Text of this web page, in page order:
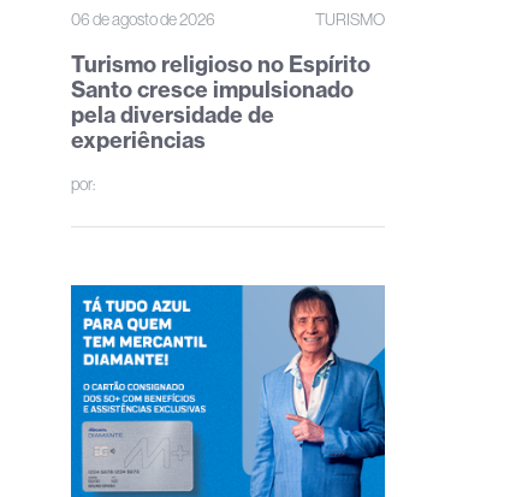
06 de agosto de 2026 TURISMO
Turismo religioso no Espírito
Santo cresce impulsionado
pela diversidade de
experiências
por: